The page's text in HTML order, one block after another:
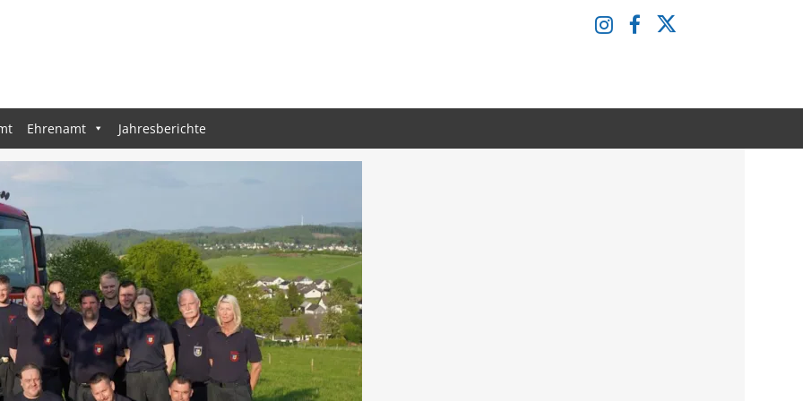
Ehrenamt Jahresberichte